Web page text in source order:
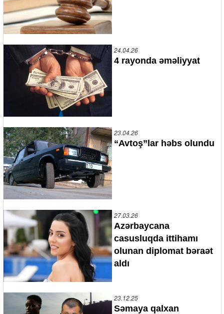
24.04.26
4 rayonda əməliyyat
23.04.26
“Avtoş”lar həbs olundu
27.03.26
Azərbaycana
casusluqda ittihamı
olunan diplomat bəraət
aldı
23.12.25
Səmaya qalxan